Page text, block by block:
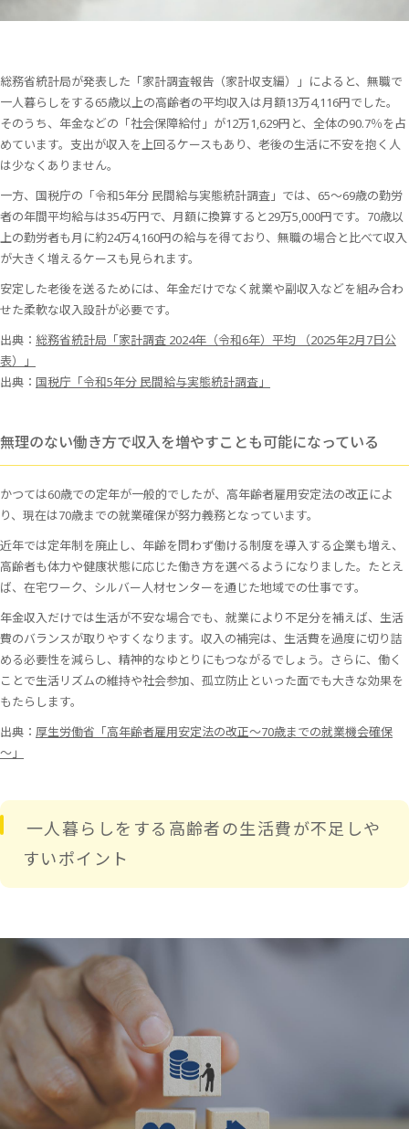
総務省統計局が発表した「家計調査報告（家計収支編）」によると、無職で
一人暮らしをする65歳以上の高齢者の平均収入は月額13万4,116円でした。
そのうち、年金などの「社会保障給付」が12万1,629円と、全体の90.7％を占
めています。支出が収入を上回るケースもあり、老後の生活に不安を抱く人
は少なくありません。
一方、国税庁の「令和5年分 民間給与実態統計調査」では、65～69歳の勤労
者の年間平均給与は354万円で、月額に換算すると29万5,000円です。70歳以
上の勤労者も月に約24万4,160円の給与を得ており、無職の場合と比べて収入
が大きく増えるケースも見られます。
安定した老後を送るためには、年金だけでなく就業や副収入などを組み合わ
せた柔軟な収入設計が必要です。
出典： 総務省統計局「家計調査 2024年（令和6年）平均 （2025年2月7日公
表）」
出典： 国税庁「令和5年分 民間給与実態統計調査」
無理のない働き方で収入を増やすことも可能になっている
かつては60歳での定年が一般的でしたが、高年齢者雇用安定法の改正によ
り、現在は70歳までの就業確保が努力義務となっています。
近年では定年制を廃止し、年齢を問わず働ける制度を導入する企業も増え、
高齢者も体力や健康状態に応じた働き方を選べるようになりました。たとえ
ば、在宅ワーク、シルバー人材センターを通じた地域での仕事です。
年金収入だけでは生活が不安な場合でも、就業により不足分を補えば、生活
費のバランスが取りやすくなります。収入の補完は、生活費を過度に切り詰
める必要性を減らし、精神的なゆとりにもつながるでしょう。さらに、働く
ことで生活リズムの維持や社会参加、孤立防止といった面でも大きな効果を
もたらします。
出典： 厚生労働省「高年齢者雇用安定法の改正～70歳までの就業機会確保
～」
一人暮らしをする高齢者の生活費が不足しや
すいポイント